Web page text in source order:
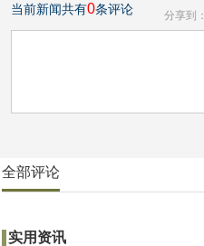
当前新闻共有0条评论 分享到：
全部评论
实用资讯